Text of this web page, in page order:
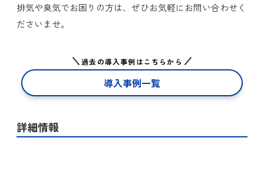
排気や臭気でお困りの方は、ぜひお気軽にお問い合わせく
ださいませ。
過去の導入事例はこちらから
導入事例一覧
詳細情報